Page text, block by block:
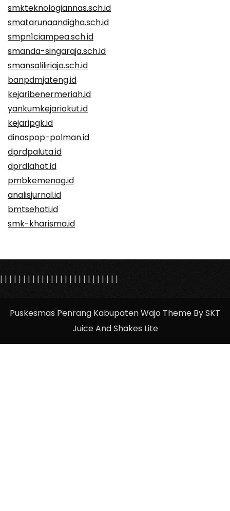
smkteknologiannas.sch.id
smatarunaandigha.sch.id
smpn1ciampea.sch.id
smanda-singaraja.sch.id
smansaliliriaja.sch.id
banpdmjateng.id
kejaribenermeriah.id
yankumkejariokut.id
kejaripgk.id
dinaspop-polman.id
dprdpaluta.id
dprdlahat.id
pmbkemenag.id
analisjurnal.id
bmtsehati.id
smk-kharisma.id
| | | | | | | | | | | | | | | | | | | | | | | | | |
Puskesmas Penrang Kabupaten Wajo Theme By SKT
Juice And Shakes Lite